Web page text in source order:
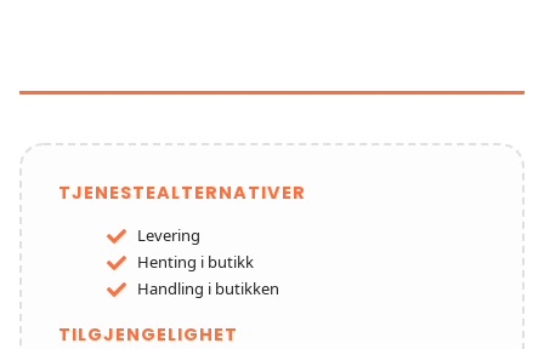
TJENESTEALTERNATIVER
Levering
Henting i butikk
Handling i butikken
TILGJENGELIGHET